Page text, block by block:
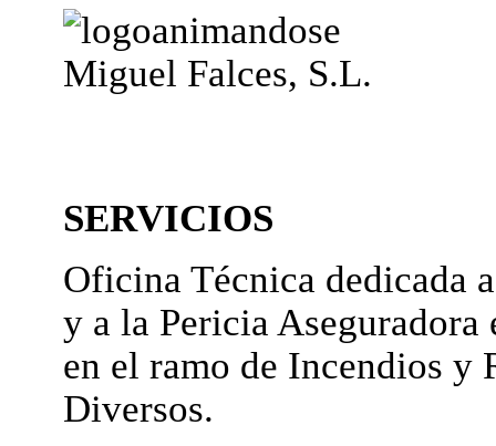
Miguel Falces, S.L.
SERVICIOS
Oficina Técnica dedicada
y a la Pericia Aseguradora
en el ramo de Incendios y
Diversos.